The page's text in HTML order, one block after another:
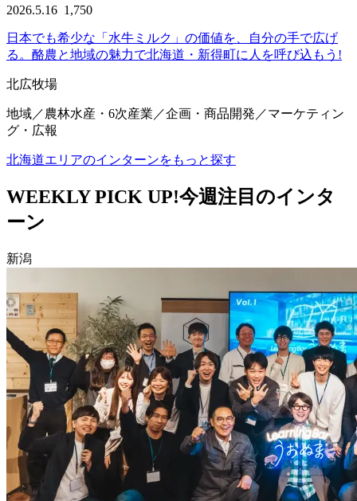
2026.5.16 1,750
日本でも希少な「水牛ミルク」の価値を、自分の手で広げ
る。酪農と地域の魅力で北海道・新得町に人を呼び込もう!
北広牧場
地域／農林水産・6次産業／企画・商品開発／マーケティン
グ・広報
北海道エリアのインターンをもっと探す
WEEKLY PICK UP!今週注目のインタ
ーン
新潟